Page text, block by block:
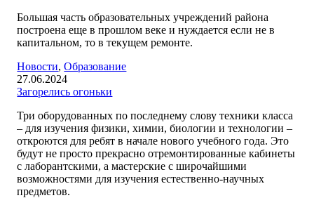
Большая часть образовательных учреждений района
построена еще в прошлом веке и нуждается если не в
капитальном, то в текущем ремонте.
Новости,Образование
27.06.2024
Загорелись огоньки
Три оборудованных по последнему слову техники класса
– для изучения физики, химии, биологии и технологии –
откроются для ребят в начале нового учебного года. Это
будут не просто прекрасно отремонтированные кабинеты
с лаборантскими, а мастерские с широчайшими
возможностями для изучения естественно-научных
предметов.